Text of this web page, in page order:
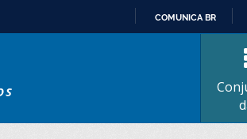
CONTEÚDO
COMUNICA BR